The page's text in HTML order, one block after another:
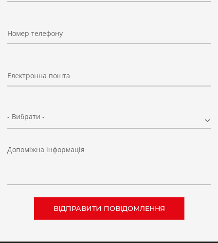
Номер телефону
Електронна пошта
- Вибрати -
Допоміжна інформація